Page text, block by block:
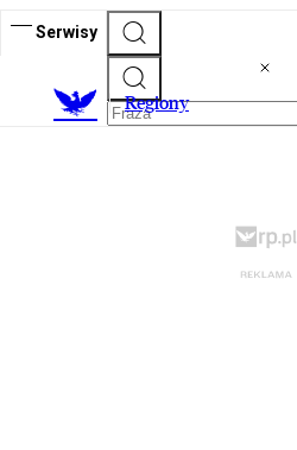
Serwisy
Regiony